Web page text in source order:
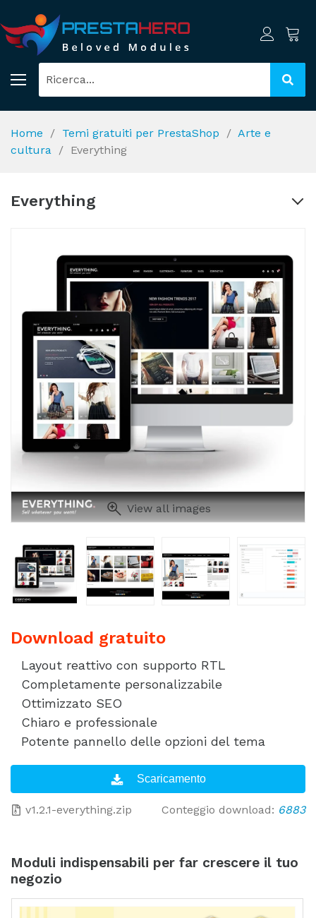
Home Temi gratuiti per PrestaShop
Arte e
cultura
Everything
Everything
View all images
Download gratuito
Layout reattivo con supporto RTL
Completamente personalizzabile
Ottimizzato SEO
Chiaro e professionale
Potente pannello delle opzioni del tema
v1.2.1-everything.zip Conteggio download: 6883
Moduli indispensabili per far crescere il tuo
negozio